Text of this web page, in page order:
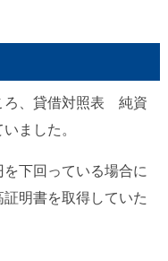
ろ、貸借対照表 純資
ました。
下回っている場合に
明書を取得していた